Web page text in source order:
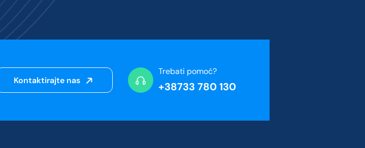
Kontaktirajte nas
Trebati pomoć?
+38733 780 130